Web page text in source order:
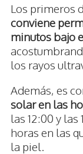
Los primeros
conviene
minutos bajo
los rayos
Además, es
solar en las
las 12:00 y las
horas en las
la piel.